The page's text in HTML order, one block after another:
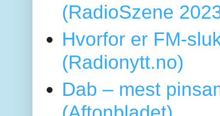
(RadioSzene
Hvorfor er FM-
(Radionytt.no)
Dab – mest